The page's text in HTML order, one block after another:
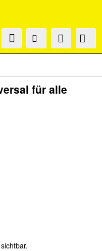
für alle